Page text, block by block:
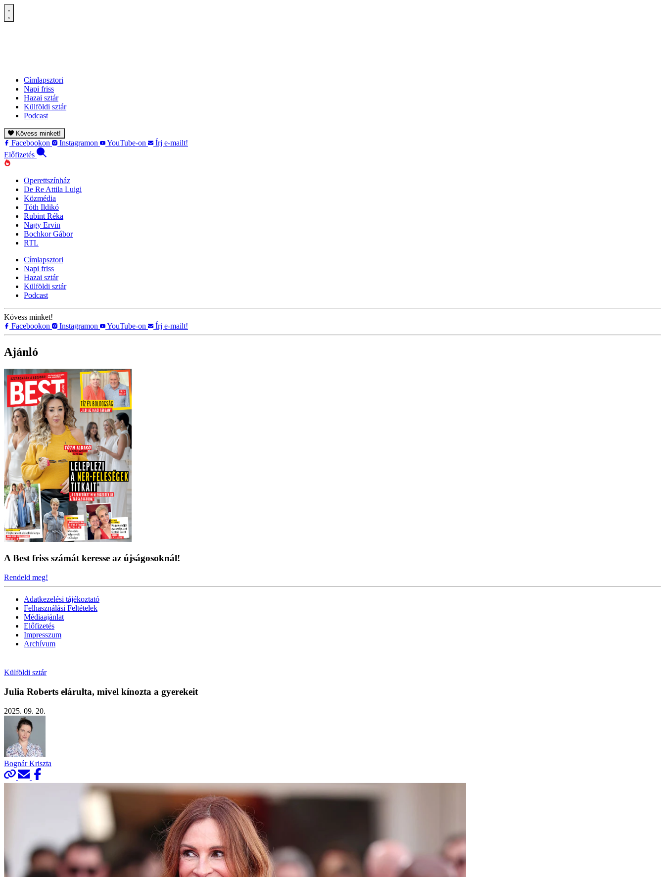
Címlapsztori
Napi friss
Hazai sztár
Külföldi sztár
Podcast
Kövess minket!
Facebookon Instagramon YouTube-on
Írj e-mailt!
Előfizetés
Operettszínház
De Re Attila Luigi
Közmédia
Tóth Ildikó
Rubint Réka
Nagy Ervin
Bochkor Gábor
RTL
Címlapsztori
Napi friss
Hazai sztár
Külföldi sztár
Podcast
Kövess minket!
Facebookon
Instagramon YouTube-on Írj e-mailt!
Ajánló
A Best friss számát keresse az újságosoknál!
Rendeld meg!
Adatkezelési tájékoztató
Felhasználási Feltételek
Médiaajánlat
Előfizetés
Impresszum
Archívum
Külföldi sztár
Julia Roberts elárulta, mivel kínozta a gyerekeit
2025. 09. 20.
Bognár Kriszta